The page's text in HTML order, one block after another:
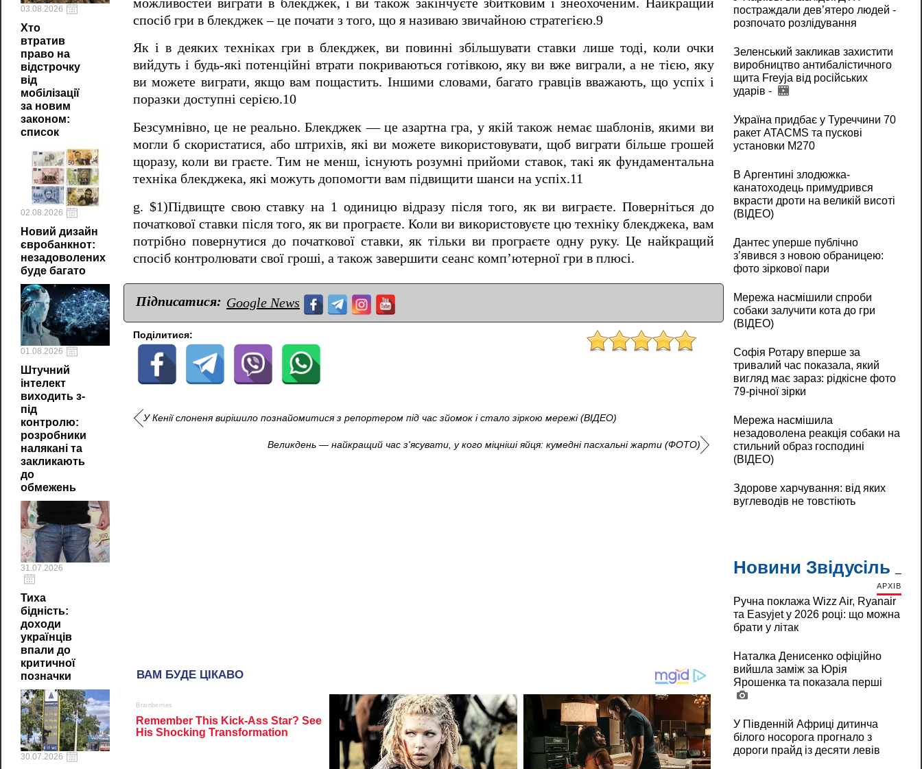
03.08.2026
Хто
втратив
право на
відстрочку
від
мобілізації
за новим
законом:
список
02.08.2026
Новий дизайн
євробанкнот:
незадоволених
буде багато
01.08.2026
Штучний
інтелект
виходить з-
під
контролю:
розробники
налякані та
закликають
до
обмежень
31.07.2026
Тиха
бідність:
доходи
українців
впали до
критичної
позначки
30.07.2026
спосіб гри в блекджек – це почати з того, що я називаю звичайною стратегією.9
Як і в деяких техніках гри в блекджек, ви повинні збільшувати ставки лише тоді, коли очки
вийдуть і будь-які потенційні втрати покриваються готівкою, яку ви вже виграли, а не тією, яку
ви можете виграти, якщо вам пощастить. Іншими словами, багато гравців вважають, що успіх і
поразки доступні серією.10
Безсумнівно, це не реально. Блекджек — це азартна гра, у якій також немає шаблонів, якими ви
могли б скористатися, або штрихів, які ви можете використовувати, щоб виграти більше грошей
щоразу, коли ви граєте. Тим не менш, існують розумні прийоми ставок, такі як фундаментальна
техніка блекджека, які можуть допомогти вам підвищити шанси на успіх.11
g. $1)Підвищте свою ставку на 1 одиницю відразу після того, як ви виграєте. Поверніться до
початкової ставки після того, як ви програєте. Коли ви використовуєте цю техніку блекджека, вам
потрібно повернутися до початкової ставки, як тільки ви програєте одну руку. Це найкращий
спосіб контролювати свої гроші, а також завершити сеанс комп’ютерної гри в плюсі.
Підписатися: Google News
Поділитися:
У Кенії слоненя вирішило познайомитися з репортером під час зйомок і стало зіркою мережі (ВІДЕО)
Великдень — найкращий час з'ясувати, у кого міцніші яйця: кумедні пасхальні жарти (ФОТО)
постраждали дев’ятеро людей -
розпочато розлідування
Зеленський закликав захистити
виробництво антибалістичного
щита Freyja від російських
ударів -
Україна придбає у Туреччини 70
ракет ATACMS та пускові
установки M270
В Аргентині злодюжка-
канатоходець примудрився
вкрасти дроти на великій висоті
(ВІДЕО)
Дантес уперше публічно
з’явився з новою обраницею:
фото зіркової пари
Мережа насмішили спроби
собаки залучити кота до гри
(ВІДЕО)
Софія Ротару вперше за
тривалий час показала, який
вигляд має зараз: рідкісне фото
79-річної зірки
Мережа насмішила
незадоволена реакція собаки на
стильний образ господині
(ВІДЕО)
Здорове харчування: від яких
вуглеводів не товстіють
Новини Звідусіль
АРХІВ
Ручна поклажа Wizz Air, Ryanair
та Easyjet у 2026 році: що можна
брати у літак
Наталка Денисенко офіційно
вийшла заміж за Юрія
Ярошенка та показала перші
У Південній Африці дитинча
білого носорога прогнало з
дороги прайд із десяти левів